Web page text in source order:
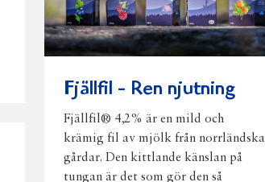
Fjällfil - Ren njutning
Fjällfil® 4,2% är en mild och
krämig fil av mjölk från norrländska
gårdar. Den kittlande känslan på
tungan är det som gör den så